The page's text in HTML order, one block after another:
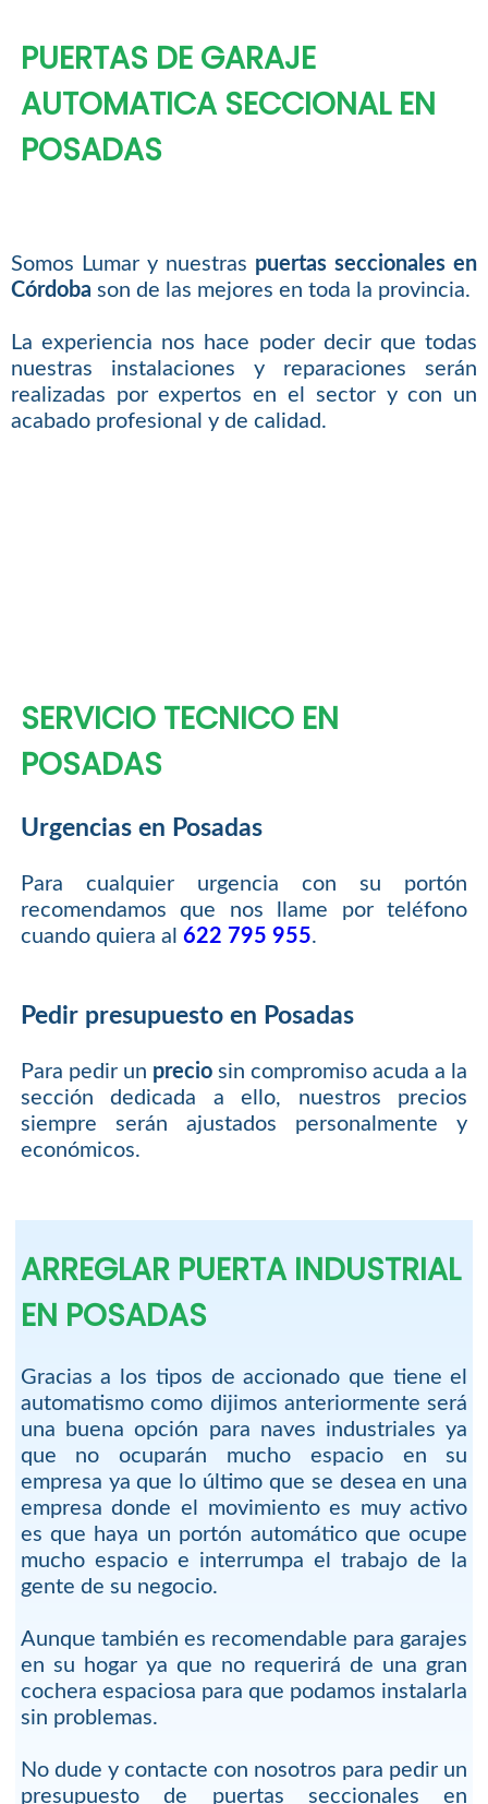
PUERTAS DE GARAJE
AUTOMATICA SECCIONAL EN
POSADAS
Somos Lumar y nuestras puertas seccionales en
Córdoba son de las mejores en toda la provincia.
La experiencia nos hace poder decir que todas
nuestras instalaciones y reparaciones serán
realizadas por expertos en el sector y con un
acabado profesional y de calidad.
SERVICIO TECNICO EN
POSADAS
Urgencias en Posadas
Para cualquier urgencia con su portón
recomendamos que nos llame por teléfono
cuando quiera al 622 795 955.
Pedir presupuesto en Posadas
Para pedir un preciosin compromiso acuda a la
sección dedicada a ello, nuestros precios
siempre serán ajustados personalmente y
económicos.
ARREGLAR PUERTA INDUSTRIAL
EN POSADAS
Gracias a los tipos de accionado que tiene el
automatismo como dijimos anteriormente será
una buena opción para naves industriales ya
que no ocuparán mucho espacio en su
empresa ya que lo último que se desea en una
empresa donde el movimiento es muy activo
es que haya un portón automático que ocupe
mucho espacio e interrumpa el trabajo de la
gente de su negocio.
Aunque también es recomendable para garajes
en su hogar ya que no requerirá de una gran
cochera espaciosa para que podamos instalarla
sin problemas.
No dude y contacte con nosotros para pedir un
presupuesto de puertas seccionales en